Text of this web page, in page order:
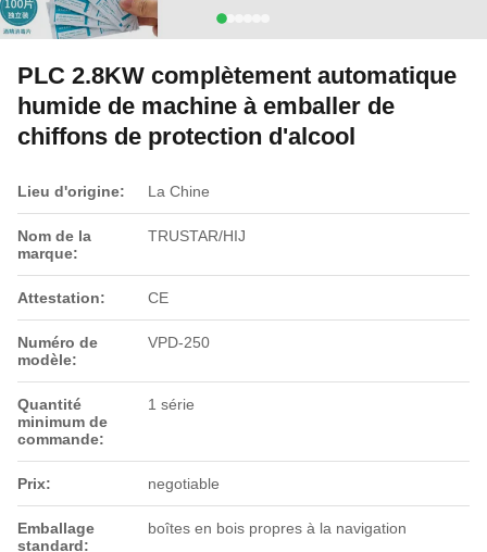
PLC 2.8KW complètement automatique
humide de machine à emballer de
chiffons de protection d'alcool
Lieu d'origine: La Chine
Nom de la
marque:
TRUSTAR/HIJ
Attestation: CE
Numéro de
modèle:
VPD-250
Quantité
minimum de
commande:
1 série
Prix: negotiable
Emballage
standard:
boîtes en bois propres à la navigation